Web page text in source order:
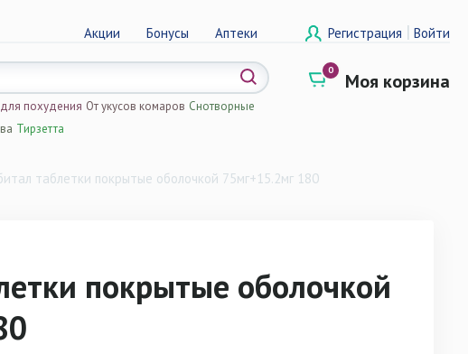
Акции Бонусы Аптеки Регистрация | Войти
0 Моя корзина
похудения От укусов комаров Снотворные
Тирзетта
таблетки покрытые оболочкой 75мг+15.2мг 180
покрытые оболочкой